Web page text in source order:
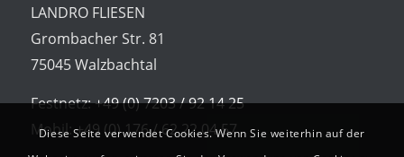
LANDRO FLIESEN
Grombacher Str. 81
75045 Walzbachtal
Festnetz:+49 (0) 7203 / 92 14 25
Mobil:+49 (0) 176 / 62 22 04 57
Diese Seite verwendet Cookies. Wenn Sie weiterhin auf der